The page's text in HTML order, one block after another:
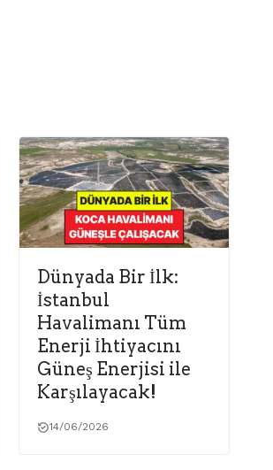
Dünyada Bir İlk:
İstanbul
Havalimanı Tüm
Enerji İhtiyacını
Güneş Enerjisi ile
Karşılayacak!
14/06/2026